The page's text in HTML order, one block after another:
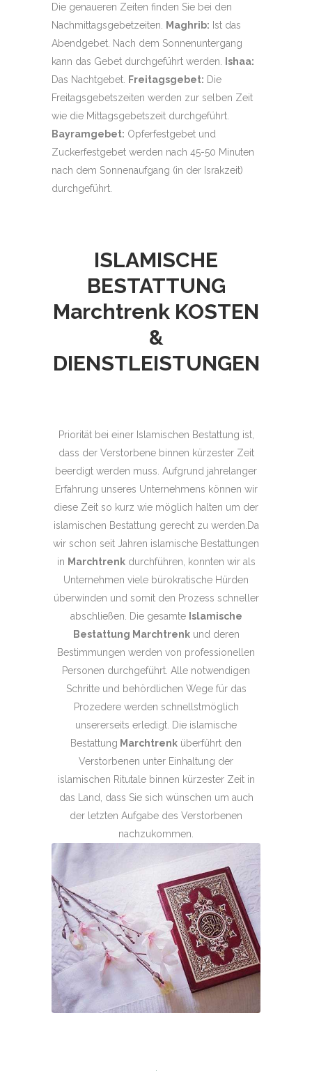
Die genaueren Zeiten finden Sie bei den
Nachmittagsgebetzeiten.
Maghrib: Ist das
Abendgebet. Nach dem Sonnenuntergang
kann das Gebet durchgeführt werden.
Ishaa:
Das Nachtgebet.
Freitagsgebet: Die
Freitagsgebetszeiten werden zur selben Zeit
wie die Mittagsgebetszeit durchgeführt.
Bayramgebet: Opferfestgebet und
Zuckerfestgebet werden nach 45-50 Minuten
nach dem Sonnenaufgang (in der Israkzeit)
durchgeführt.
ISLAMISCHE
BESTATTUNG
Marchtrenk KOSTEN
&
DIENSTLEISTUNGEN
Priorität bei einer Islamischen Bestattung ist,
dass der Verstorbene binnen kürzester Zeit
beerdigt werden muss. Aufgrund jahrelanger
Erfahrung unseres Unternehmens können wir
diese Zeit so kurz wie möglich halten um der
islamischen Bestattung gerecht zu werden.Da
wir schon seit Jahren islamische Bestattungen
in Marchtrenkdurchführen, konnten wir als
Unternehmen viele bürokratische Hürden
überwinden und somit den Prozess schneller
abschließen. Die gesamte Islamische
Bestattung Marchtrenkund deren
Bestimmungen werden von professionellen
Personen durchgeführt. Alle notwendigen
Schritte und behördlichen Wege für das
Prozedere werden schnellstmöglich
unsererseits erledigt. Die islamische
Bestattung Marchtrenk überführt den
Verstorbenen unter Einhaltung der
islamischen Ritutale binnen kürzester Zeit in
das Land, dass Sie sich wünschen um auch
der letzten Aufgabe des Verstorbenen
nachzukommen.